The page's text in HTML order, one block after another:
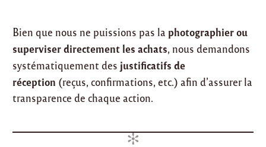
Bien que nous ne puissions pas la photographier ou
superviser directement les achats, nous demandons
systématiquement des justificatifs de
réception (reçus, confirmations, etc.) afin d’assurer la
transparence de chaque action.